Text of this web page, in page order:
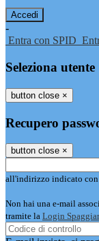
-
Entra con SPID
Seleziona utente
button close ×
Recupero
button close ×
all'indirizzo indicato con
Non hai una e-mail
tramite la Login